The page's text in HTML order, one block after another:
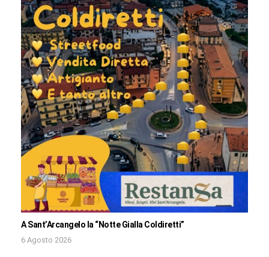
A Sant’Arcangelo la “Notte Gialla Coldiretti”
6 Agosto 2026